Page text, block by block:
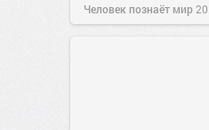
Человек познаёт мир